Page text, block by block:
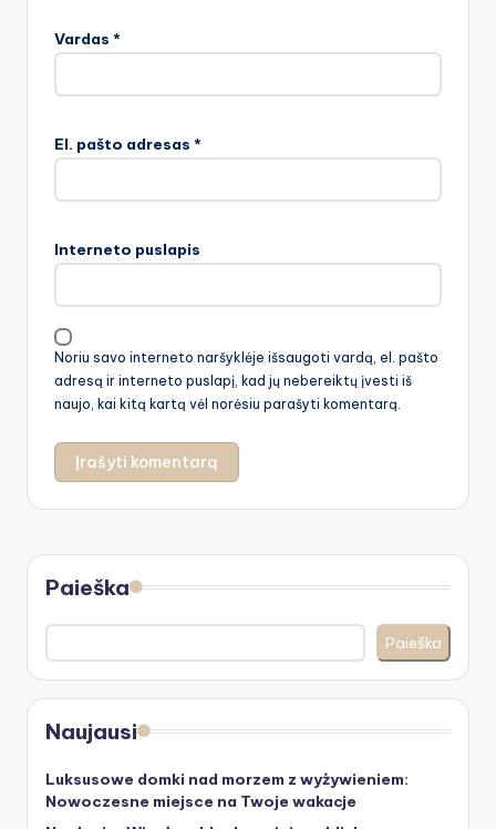
Vardas *
El. pašto adresas *
Interneto puslapis
Noriu savo interneto naršyklėje išsaugoti vardą, el. pašto
adresą ir interneto puslapį, kad jų nebereiktų įvesti iš
naujo, kai kitą kartą vėl norėsiu parašyti komentarą.
Paieška
Paieška
Naujausi
Luksusowe domki nad morzem z wyżywieniem:
Nowoczesne miejsce na Twoje wakacje